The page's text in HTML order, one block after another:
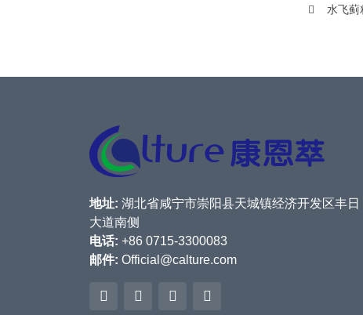
水飞蓟
地址: 湖北省咸宁市崇阳县天城镇经济开发区丰日
大道南侧
电话: +86 0715-3300083
邮件: Official@calture.com